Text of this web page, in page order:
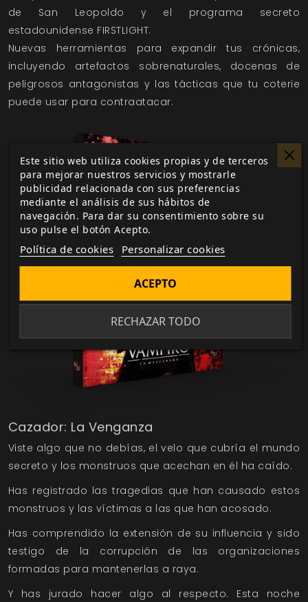
de San Leopoldo y el programa secreto
estadounidense FIRSTLIGHT.
Nuevas herramientas para expandir tus crónicas,
incluyendo artefactos sobrenaturales, docenas de
peligrosos antagonistas y las tácticas que tu coterie
puede usar para contraatacar.
Cazador: La Venganza
Viste algo que no debías, el velo que cubría el mundo
secreto y los monstruos que acechan en él ha caído.
Has registrado las tragedias que han causado estos
monstruos y las víctimas a las que han acosado.
Has comprendido la extensión de su influencia y sido
testigo de la corrupción de las organizaciones
formadas para mantenerlas a raya.
Y has jurado hacer algo al respecto. Esta noche
Este sitio web utiliza cookies propias y de terceros
para mejorar nuestros servicios y mostrarle
publicidad relacionada con sus preferencias
mediante el análisis de sus hábitos de
navegación. Para dar su consentimiento sobre su
uso pulse el botón Acepto.
Política de cookies Personalizar cookies
RECHAZAR TODO
ACEPTO